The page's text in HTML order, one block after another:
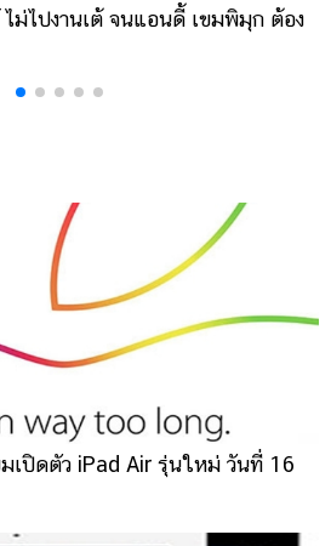
ไม่ไปงานเต้ จนแอนดี้ เขมพิมุก ต้อง
เปิดตัว iPad Air รุ่นใหม่ วันที่ 16